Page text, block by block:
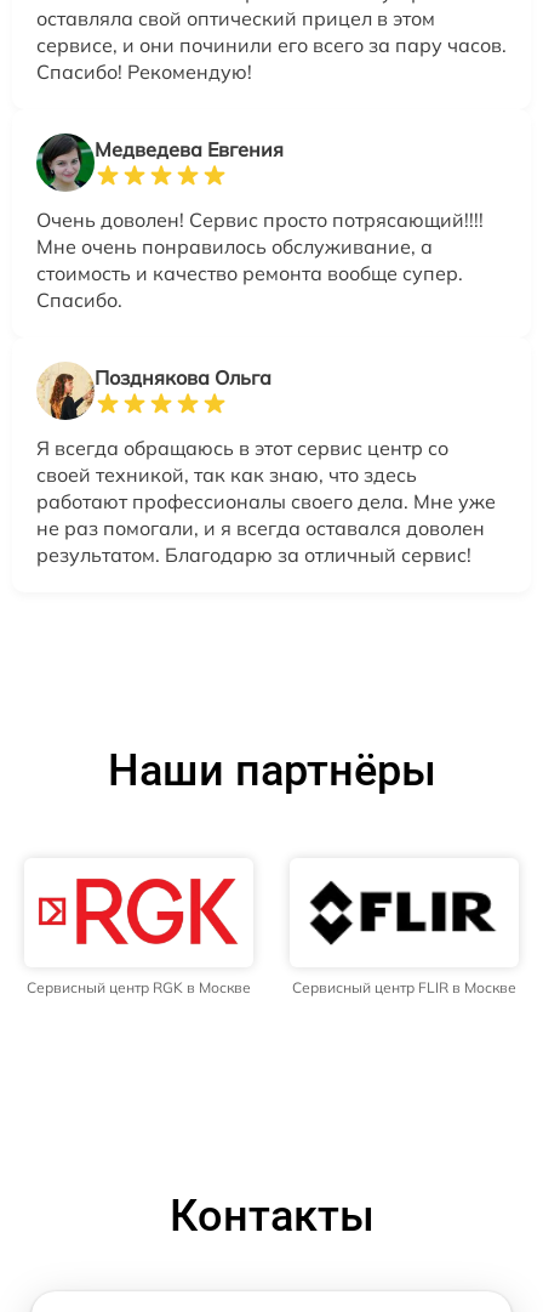
оставляла свой оптический прицел в этом
сервисе, и они починили его всего за пару часов.
Спасибо! Рекомендую!
Медведева Евгения
Очень доволен! Сервис просто потрясающий!!!!
Мне очень понравилось обслуживание, а
стоимость и качество ремонта вообще супер.
Спасибо.
Позднякова Ольга
Я всегда обращаюсь в этот сервис центр со
своей техникой, так как знаю, что здесь
работают профессионалы своего дела. Мне уже
не раз помогали, и я всегда оставался доволен
результатом. Благодарю за отличный сервис!
Наши партнёры
Сервисный центр RGK в Москве Сервисный центр FLIR в Москве
Контакты